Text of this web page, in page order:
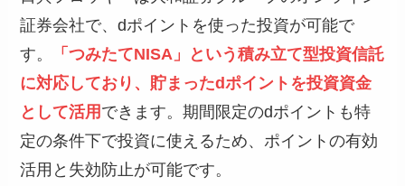
証券会社で、dポイントを使った投資が可能で
す。
「つみたてNISA」という積み立て型投資信託
に対応しており、貯まったdポイントを投資資金
として活用 できます。期間限定のdポイントも特
定の条件下で投資に使えるため、ポイントの有効
活用と失効防止が可能です。